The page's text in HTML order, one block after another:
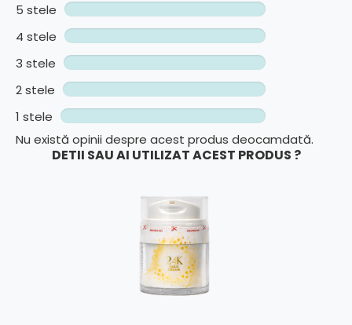
5 stele
4 stele
3 stele
2 stele
1 stele
Nu există opinii despre acest produs deocamdată.
DETII SAU AI UTILIZAT ACEST PRODUS ?